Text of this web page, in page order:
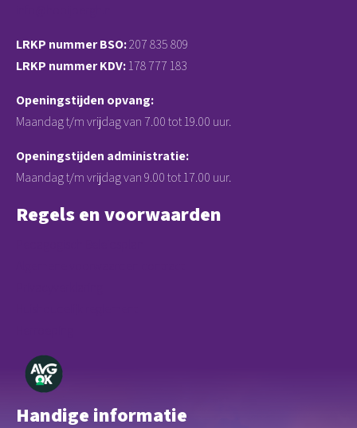
LRKP nummer BSO:207 835 809
LRKP nummer KDV:178 777 183
Openingstijden opvang:
Maandag t/m vrijdag van 7.00 tot 19.00 uur.
Openingstijden administratie:
Maandag t/m vrijdag van 9.00 tot 17.00 uur.
Regels en voorwaarden
Handige informatie